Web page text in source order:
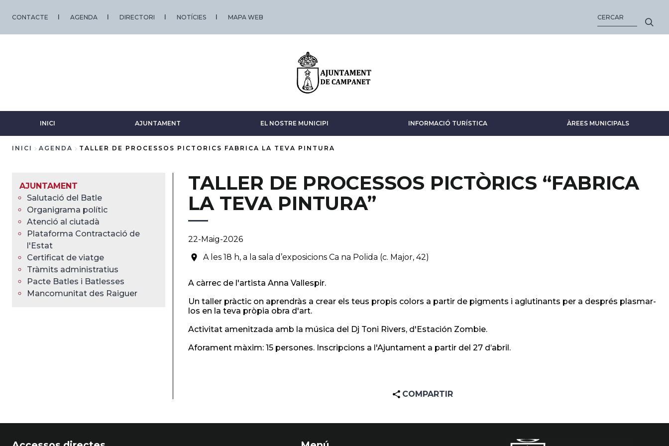
CONTACTE AGENDA DIRECTORI NOTÍCIES MAPA WEB
INICI AJUNTAMENT EL NOSTRE MUNICIPI INFORMACIÓ TURÍSTICA ÀREES MUNICIPALS
d'Ariadna
INICI AGENDA TALLER DE PROCESSOS PICTORICS FABRICA LA TEVA PINTURA
AJUNTAMENT
Salutació del Batle
Organigrama polític
Atenció al ciutadà
Plataforma Contractació de
l'Estat
Certificat de viatge
Tràmits administratius
Pacte Batles i Batlesses
Mancomunitat des Raiguer
TALLER DE PROCESSOS PICTÒRICS “FABRICA
LA TEVA PINTURA”
22-Maig-2026
A les 18 h, a la sala d’exposicions Ca na Polida (c. Major, 42)
A càrrec de l'artista Anna Vallespir.
Un taller pràctic on aprendràs a crear els teus propis colors a partir de pigments i aglutinants per a després plasmar-
los en la teva pròpia obra d'art.
Activitat amenitzada amb la música del Dj Toni Rivers, d'Estación Zombie.
Aforament màxim: 15 persones. Inscripcions a l'Ajuntament a partir del 27 d’abril.
COMPARTIR